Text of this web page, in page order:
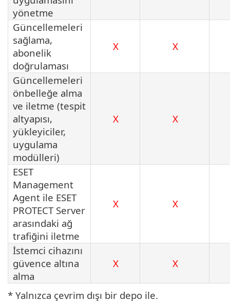
yönetme
Güncellemeleri
sağlama,
abonelik
doğrulaması
X X
Güncellemeleri
önbelleğe alma
ve iletme (tespit
altyapısı,
yükleyiciler,
uygulama
modülleri)
X X
ESET
Management
Agent ile ESET
PROTECT Server
arasındaki ağ
trafiğini iletme
X X
İstemci cihazını
güvence altına
alma
X X
* Yalnızca çevrim dışı bir depo ile.